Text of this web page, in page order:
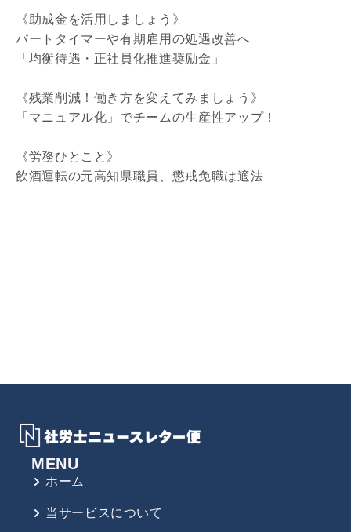
《助成金を活用しましょう》
パートタイマーや有期雇用の処遇改善へ
「均衡待遇・正社員化推進奨励金」
《残業削減！働き方を変えてみましょう》
「マニュアル化」でチームの生産性アップ！
《労務ひとこと》
飲酒運転の元高知県職員、懲戒免職は適法
MENU
ホーム
当サービスについて